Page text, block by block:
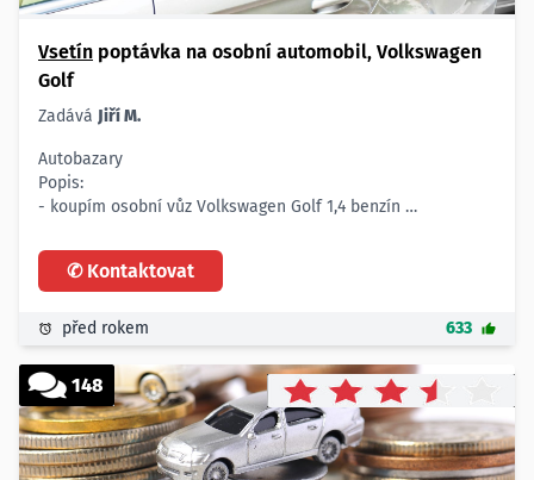
Vsetín poptávka na osobní automobil, Volkswagen
Golf
Zadává Jiří M.
Autobazary
Popis:
- koupím osobní vůz Volkswagen Golf 1,4 benzín
- slušný stav, bez koroze
Počet:
Lokalita:
- nezáleží, přijedu
✆ Kontaktovat
před rokem 633
148